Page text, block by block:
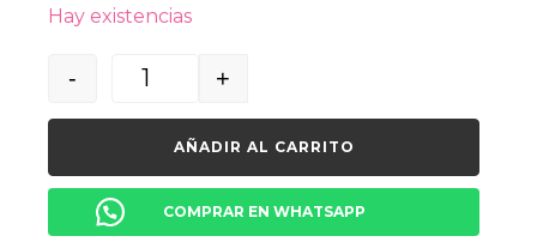
Hay existencias
- +
AÑADIR AL CARRITO
COMPRAR EN WHATSAPP